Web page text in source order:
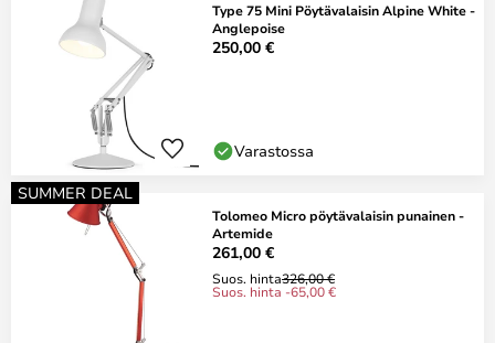
Type 75 Mini Pöytävalaisin Alpine White -
Anglepoise
250,00 €
Varastossa
SUMMER DEAL
Tolomeo Micro pöytävalaisin punainen -
Artemide
261,00 €
Suos. hinta326,00 €
Suos. hinta -65,00 €